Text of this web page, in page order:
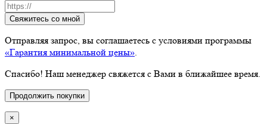
Свяжитесь со мной
Отправляя запрос, вы соглашаетесь с условиями программы
«Гарантия минимальной цены»
Спасибо! Наш менеджер свяжется с Вами в ближайшее время.
Продолжить покупки
×